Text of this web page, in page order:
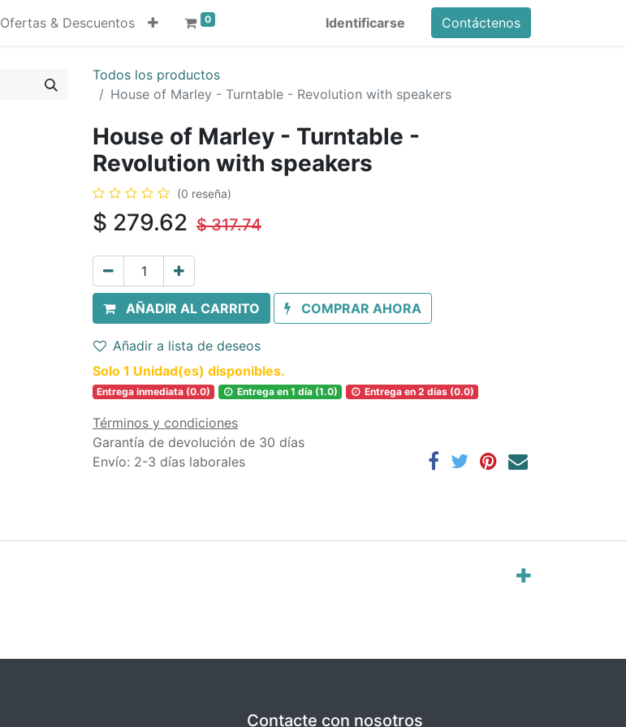
Ofertas & Descuentos 0 Identificarse Contáctenos
Todos los productos
House of Marley - Turntable - Revolution with speakers
House of Marley - Turntable -
Revolution with speakers
(0 reseña)
$ 279.62 $317.74
AÑADIR AL CARRITO COMPRAR AHORA
Añadir a lista de deseos
Solo 1 Unidad(es) disponibles.
Entrega inmediata (0.0) Entrega en 1 día (1.0) Entrega en 2 días (0.0)
Términos y condiciones
Garantía de devolución de 30 días
Envío: 2-3 días laborales
Contacte con nosotros